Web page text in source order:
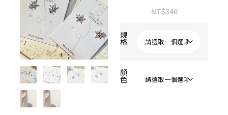
NT$340
規
格
顏
色